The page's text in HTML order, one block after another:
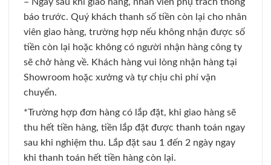
báo trước. Quý khách thanh số tiền còn lại cho nhân
viên giao hàng, trường hợp nếu không nhận được số
tiền còn lại hoặc không có người nhận hàng công ty
sẽ chở hàng về. Khách hàng vui lòng nhận hàng tại
Showroom hoặc xưởng và tự chịu chi phí vận
chuyển.
*Trường hợp đơn hàng có lắp đặt, khi giao hàng sẽ
thu hết tiền hàng, tiền lắp đặt được thanh toán ngay
sau khi nghiệm thu. Lắp đặt sau 1 đến 2 ngày ngay
khi thanh toán hết tiền hàng còn lại.